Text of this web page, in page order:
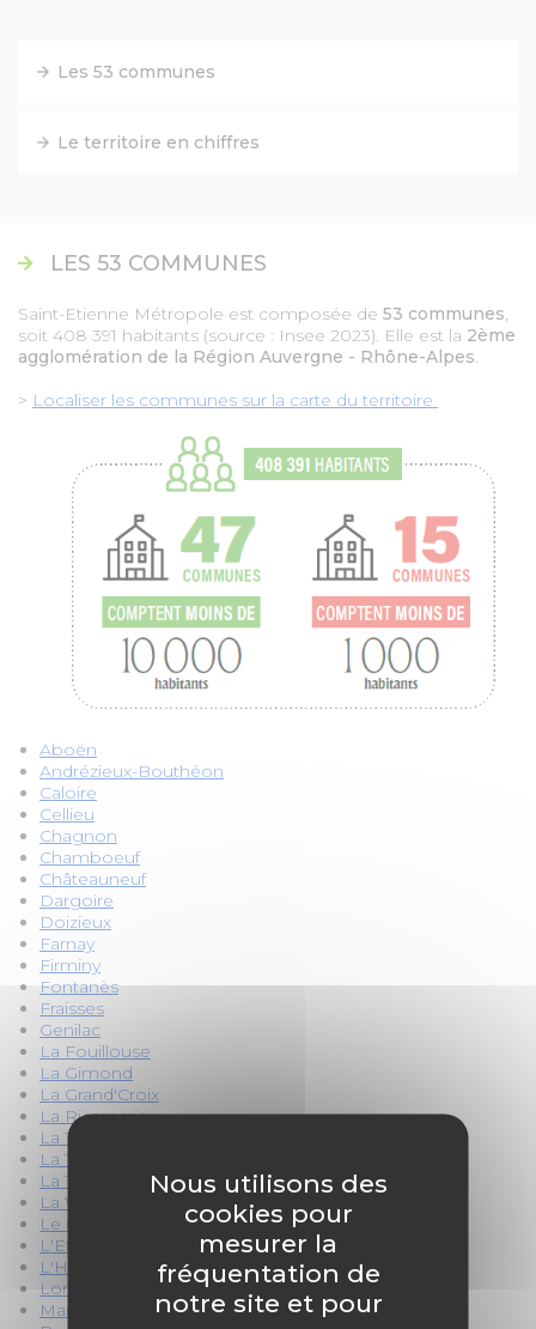
INSTAGRAM
AGENDA
SÉM LE MAG
CONTACT
MARCHÉS PUBLICS
PRESSE
DESIGN
PORTAIL DES COMMUNES
Les 53 communes
Le territoire en chiffres
LES 53 COMMUNES
Saint-Etienne Métropole est composée de 53 communes,
soit 408 391 habitants (source : Insee 2023). Elle est la 2ème
agglomération de la Région Auvergne - Rhône-Alpes.
> Localiser les communes sur la carte du territoire
Aboën
Andrézieux-Bouthéon
Caloire
Cellieu
Chagnon
Chamboeuf
Châteauneuf
Dargoire
Doizieux
Farnay
Firminy
Fontanès
Fraisses
Genilac
La Fouillouse
La Gimond
La Grand'Croix
La Ricamarie
La Talaudière
La Terrasse sur Dorlay
La Tour-en-Jarez
La Valla-en-Gier
Le Chambon-Feugerolles
L'Etrat
L'Horme
Lorette
Marcenod
Nous utilisons des
cookies pour
mesurer la
fréquentation de
notre site et pour